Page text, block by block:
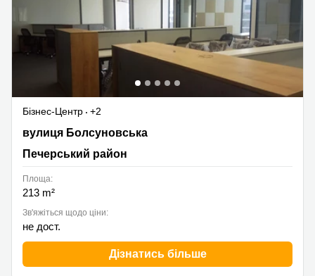
Бізнес-Центр
+2
вулиця Болсуновська, 13-15, Печерський район
вулиця Болсуновська
Печерський район
Площа:
213 m²
Зв'яжіться щодо ціни:
не дост.
Дізнатись більше